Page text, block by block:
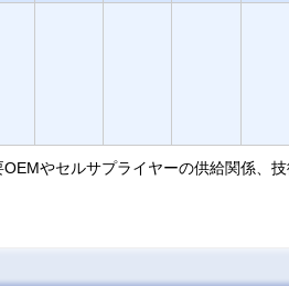
やセルサプライヤーの供給関係、